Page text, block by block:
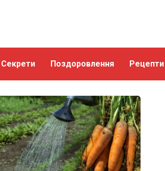
Секрети Поздоровлення Рецепти